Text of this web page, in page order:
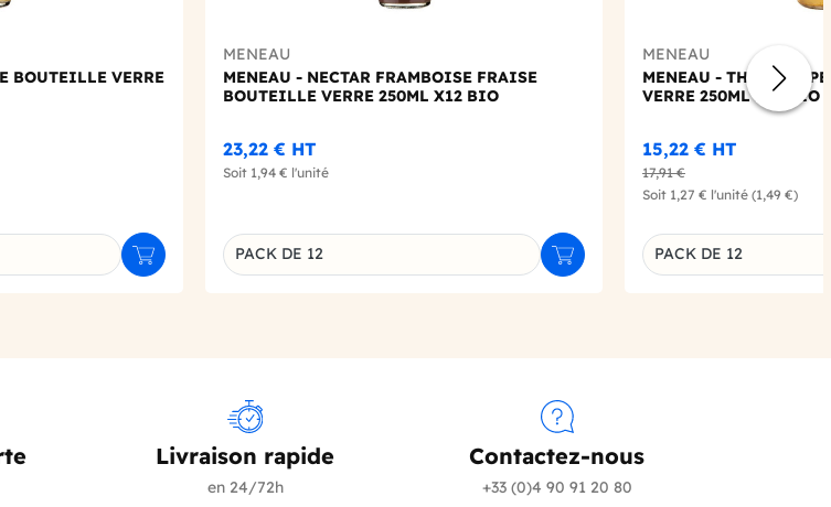
BOUTEILLE VERRE
Ajouter au panier
MENEAU
MENEAU - NECTAR FRAMBOISE FRAISE
BOUTEILLE VERRE 250ML X12 BIO
23,22 € HT
Soit 1,94 € l'unité
Déclinaison du produit
PACK DE 12 Ajouter au panier
MENEAU
MENEAU - THE VERT
VERRE 250ML X12 BIO
15,22 € HT
17,91 €
Soit 1,27 € l'unité (1,49 €)
Déclinaison du produit
PACK DE 12
Livraison rapide
en 24/72h
Contactez-nous
+33 (0)4 90 91 20 80